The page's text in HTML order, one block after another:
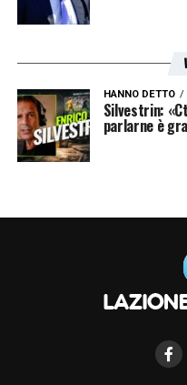
HANNO DETTO
Silvestrin:
parlarne è